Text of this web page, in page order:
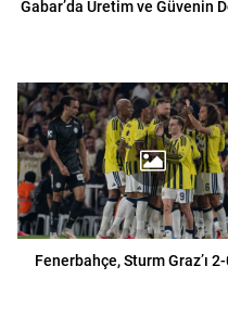
Gabar’da Üretim ve Güvenin
Fenerbahçe, Sturm Graz’ı